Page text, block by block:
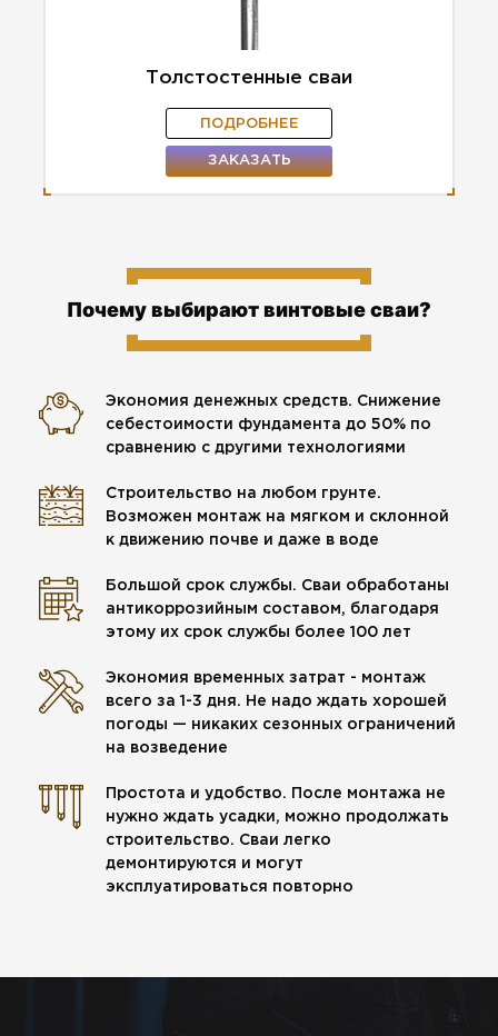
Толстостенные сваи
ПОДРОБНЕЕ
ЗАКАЗАТЬ
Почему выбирают винтовые сваи?
Экономия денежных средств. Снижение
себестоимости фундамента до 50% по
сравнению с другими технологиями
Строительство на любом грунте.
Возможен монтаж на мягком и склонной
к движению почве и даже в воде
Большой срок службы. Сваи обработаны
антикоррозийным составом, благодаря
этому их срок службы более 100 лет
Экономия временных затрат - монтаж
всего за 1-3 дня. Не надо ждать хорошей
погоды — никаких сезонных ограничений
на возведение
Простота и удобство. После монтажа не
нужно ждать усадки, можно продолжать
строительство. Сваи легко
демонтируются и могут
эксплуатироваться повторно